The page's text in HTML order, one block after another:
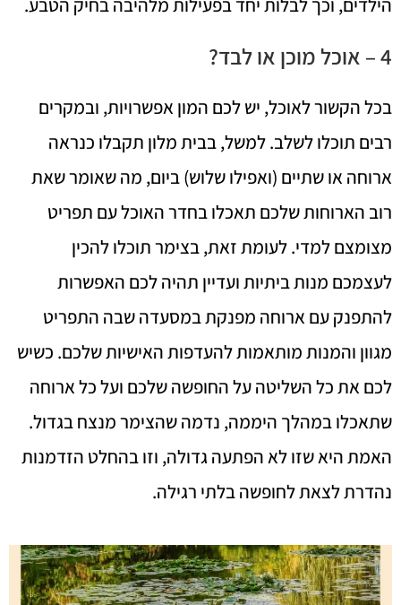
4 – אוכל מוכן או לבד?
בכל הקשור לאוכל, יש לכם המון אפשרויות, ובמקרים
רבים תוכלו לשלב. למשל, בבית מלון תקבלו כנראה
ארוחה או שתיים (ואפילו שלוש) ביום, מה שאומר שאת
רוב הארוחות שלכם תאכלו בחדר האוכל עם תפריט
מצומצם למדי. לעומת זאת, בצימר תוכלו להכין
לעצמכם מנות ביתיות ועדיין תהיה לכם האפשרות
להתפנק עם ארוחה מפנקת במסעדה שבה התפריט
מגוון והמנות מותאמות להעדפות האישיות שלכם. כשיש
לכם את כל השליטה על החופשה שלכם ועל כל ארוחה
שתאכלו במהלך היממה, נדמה שהצימר מנצח בגדול.
האמת היא שזו לא הפתעה גדולה, וזו בהחלט הזדמנות
נהדרת לצאת לחופשה בלתי רגילה.